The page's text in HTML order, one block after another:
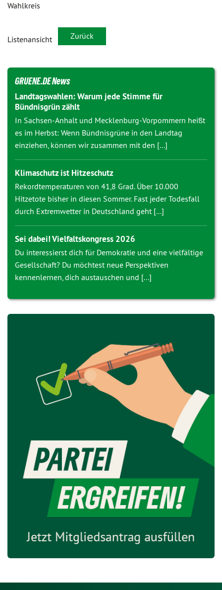
Wahlkreis
Listenansicht Zurück
GRUENE.DE News
Landtagswahlen: Warum jede Stimme für
Bündnisgrün zählt
In Sachsen-Anhalt und Mecklenburg-Vorpommern heißt
es im Herbst: Wenn Bündnisgrüne in den Landtag
einziehen, können wir zusammen mit den [...]
Klimaschutz ist Hitzeschutz
Rekordtemperaturen von 41,8 Grad. Über 10.000
Hitzetote bisher in diesen Sommer. Fast jeder Todesfall
durch Extremwetter in Deutschland geht [...]
Sei dabei! Vielfaltskongress 2026
Du interessierst dich für Demokratie und eine vielfältige
Gesellschaft? Du möchtest neue Perspektiven
kennenlernen, dich austauschen und [...]